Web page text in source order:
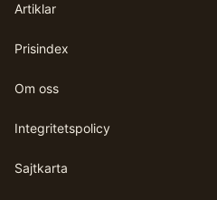
Artiklar
Prisindex
Om oss
Integritetspolicy
Sajtkarta